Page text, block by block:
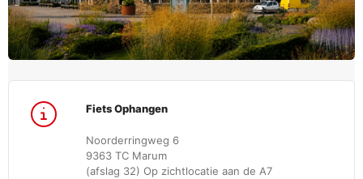
Fiets Ophangen
Noorderringweg 6
9363 TC Marum
(afslag 32) Op zichtlocatie aan de A7